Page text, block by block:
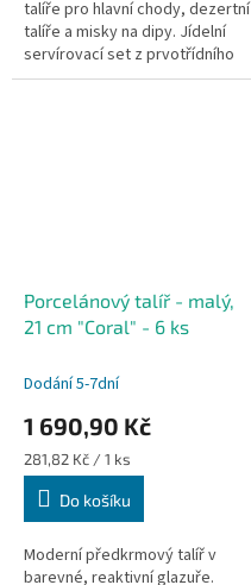
talíře pro hlavní chody, dezertní
talíře a misky na dipy. Jídelní
servírovací set z prvotřídního
odolného porcelánu. Jídelní
Porcelánový talíř - malý,
21 cm "Coral" - 6 ks
Dodání 5-7dní
1 690,90 Kč
Měrná
cena:
281,82 Kč / 1 ks
Do košíku
Moderní předkrmový talíř v
barevné, reaktivní glazuře.